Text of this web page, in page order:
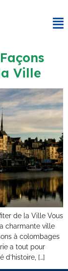
Ville
de la Ville Vous
charmante ville
à colombages
a tout pour
d’histoire, […]